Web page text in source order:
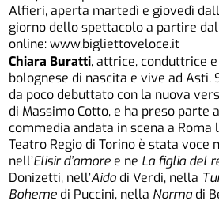
Alfieri, aperta martedì e giovedì
giorno dello spettacolo a partire
online: www.bigliettoveloce.it
Chiara Buratti, attrice, conduttrice
bolognese di nascita e vive ad Asti.
da poco debuttato con la nuova
di Massimo Cotto, e ha preso parte a
commedia andata in scena a Roma
Teatro Regio di Torino è stata voce
nell’Elisir d’amore e ne La figlia del
Donizetti, nell’Aida di Verdi, nella
Boheme di Puccini, nella Norma di